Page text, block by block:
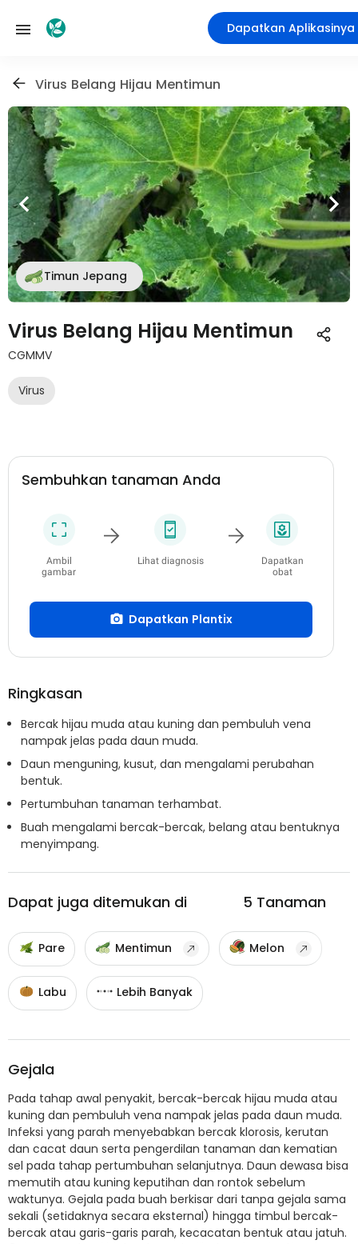
Dapatkan Aplikasinya
Virus Belang Hijau Mentimun
Timun Jepang
Virus Belang Hijau Mentimun
CGMMV
Virus
Sembuhkan tanaman Anda
Ambil
gambar
Lihat diagnosis
Dapatkan
obat
Dapatkan Plantix
Ringkasan
Bercak hijau muda atau kuning dan pembuluh vena
nampak jelas pada daun muda.
Daun menguning, kusut, dan mengalami perubahan
bentuk.
Pertumbuhan tanaman terhambat.
Buah mengalami bercak-bercak, belang atau bentuknya
menyimpang.
Dapat juga ditemukan di 5 Tanaman
Pare Mentimun Melon
Labu Lebih Banyak
Gejala
Pada tahap awal penyakit, bercak-bercak hijau muda atau
kuning dan pembuluh vena nampak jelas pada daun muda.
Infeksi yang parah menyebabkan bercak klorosis, kerutan
dan cacat daun serta pengerdilan tanaman dan kematian
sel pada tahap pertumbuhan selanjutnya. Daun dewasa bisa
memutih atau kuning keputihan dan rontok sebelum
waktunya. Gejala pada buah berkisar dari tanpa gejala sama
sekali (setidaknya secara eksternal) hingga timbul bercak-
bercak atau garis-garis parah, kecacatan bentuk atau jatuh.